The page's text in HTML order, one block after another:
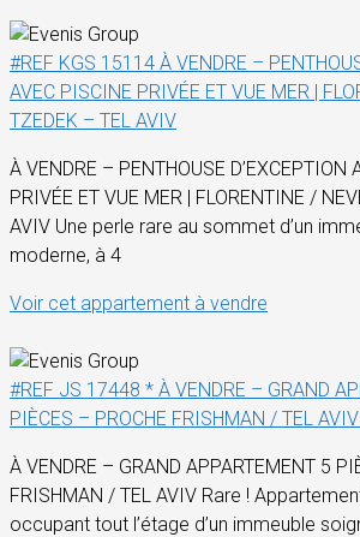
#REF KGS 15114 À VENDRE –
AVEC PISCINE PRIVÉE ET VUE MER |
TZEDEK – TEL AVIV
À VENDRE – PENTHOUSE D’EXCEPTION
PRIVÉE ET VUE MER | FLORENTINE /
AVIV Une perle rare au sommet d’un
moderne, à 4
Voir cet appartement à vendre
#REF JS 17448 * À VENDRE – GRAND
PIÈCES – PROCHE FRISHMAN / TEL
À VENDRE – GRAND APPARTEMENT 5
FRISHMAN / TEL AVIV Rare !
occupant tout l’étage d’un immeuble